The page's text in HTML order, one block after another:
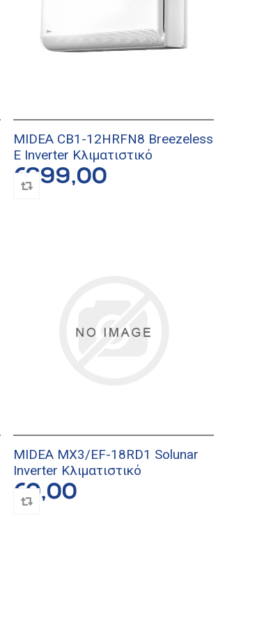
MIDEA CB1-12HRFN8 Breezeless
E Inverter Κλιματιστικό
€699,00
MIDEA MX3/EF-18RD1 Solunar
Inverter Κλιματιστικό
€0,00